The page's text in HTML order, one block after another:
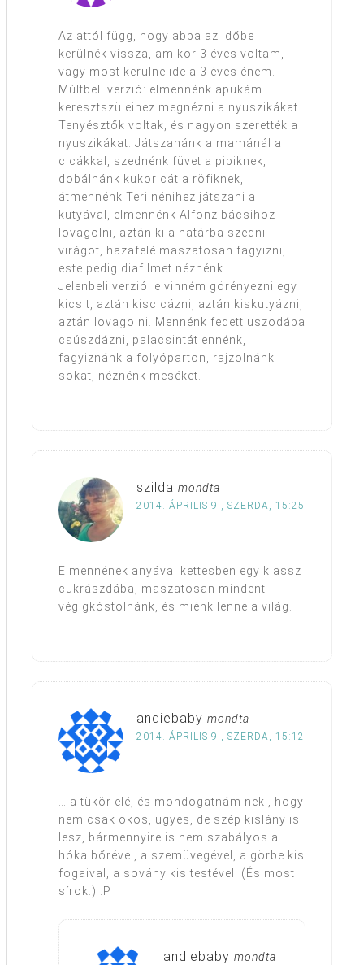
Az attól függ, hogy abba az időbe
kerülnék vissza, amikor 3 éves voltam,
vagy most kerülne ide a 3 éves énem.
Múltbeli verzió: elmennénk apukám
keresztszüleihez megnézni a nyuszikákat.
Tenyésztők voltak, és nagyon szerették a
nyuszikákat. Játszanánk a mamánál a
cicákkal, szednénk füvet a pipiknek,
dobálnánk kukoricát a röfiknek,
átmennénk Teri nénihez játszani a
kutyával, elmennénk Alfonz bácsihoz
lovagolni, aztán ki a határba szedni
virágot, hazafelé maszatosan fagyizni,
este pedig diafilmet néznénk.
Jelenbeli verzió: elvinném görényezni egy
kicsit, aztán kiscicázni, aztán kiskutyázni,
aztán lovagolni. Mennénk fedett uszodába
csúszdázni, palacsintát ennénk,
fagyiznánk a folyóparton, rajzolnánk
sokat, néznénk meséket.
szilda mondta
2014. ÁPRILIS 9., SZERDA, 15:25
Elmennének anyával kettesben egy klassz
cukrászdába, maszatosan mindent
végigkóstolnánk, és miénk lenne a világ.
andiebaby mondta
2014. ÁPRILIS 9., SZERDA, 15:12
… a tükör elé, és mondogatnám neki, hogy
nem csak okos, ügyes, de szép kislány is
lesz, bármennyire is nem szabályos a
hóka bőrével, a szemüvegével, a görbe kis
fogaival, a sovány kis testével. (És most
sírok.) :P
andiebaby mondta